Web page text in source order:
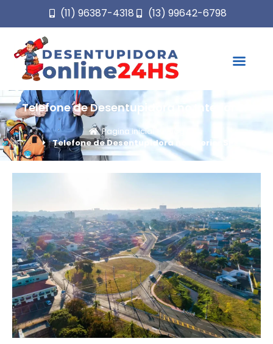
(11) 96387-4318 (13) 99642-6798
Telefone de Desentupidora no Interior SP
Pagina inicial
Telefone de Desentupidora no Interior SP